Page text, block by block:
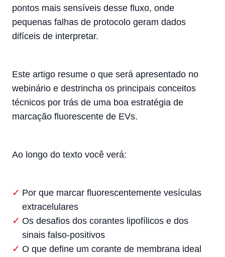
pontos mais sensíveis desse fluxo, onde
pequenas falhas de protocolo geram dados
difíceis de interpretar.
Este artigo resume o que será apresentado no
webinário e destrincha os principais conceitos
técnicos por trás de uma boa estratégia de
marcação fluorescente de EVs.
Ao longo do texto você verá:
Por que marcar fluorescentemente vesículas
extracelulares
Os desafios dos corantes lipofílicos e dos
sinais falso-positivos
O que define um corante de membrana ideal